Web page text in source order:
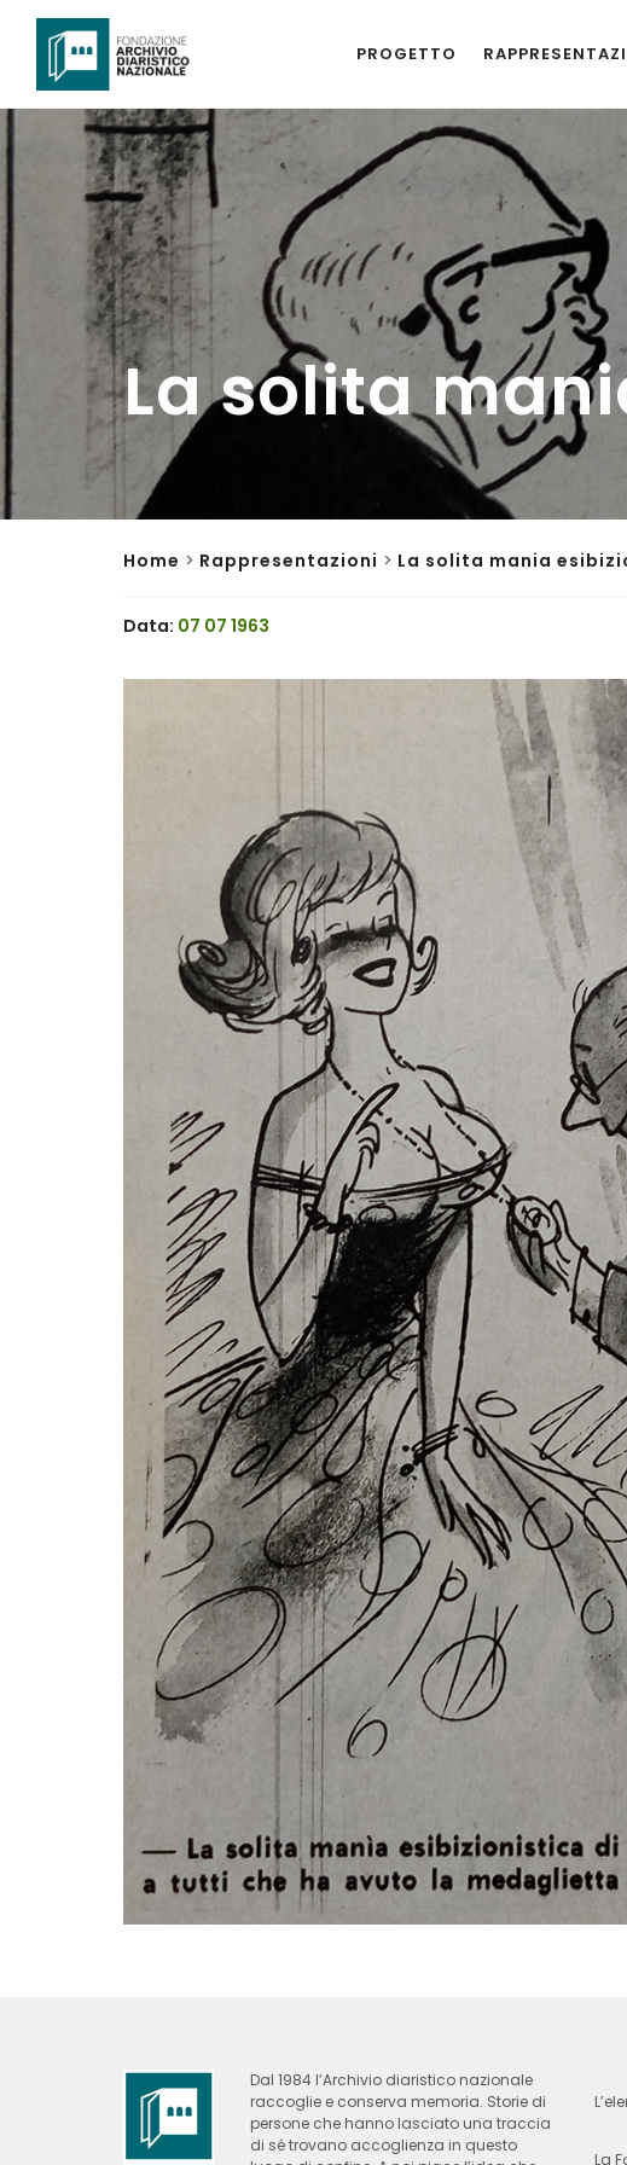
PROGETTO
La solita
Home > Rappresentazioni > La solita mania
Data: 07 07 1963
Dal 1984 l’Archivio diaristico nazionale
raccoglie e conserva memoria. Storie di
persone che hanno lasciato una traccia
di sé trovano accoglienza in questo
La